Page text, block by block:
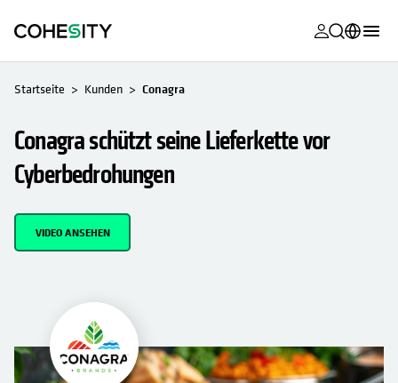
wird in
wird in
Alta
wird in
wird in
wird in
wird in
wird in
wird in
Français (France)
Startseite Kunden Conagra
Conagra schützt seine Lieferkette vor
Cyberbedrohungen
VIDEO ANSEHEN